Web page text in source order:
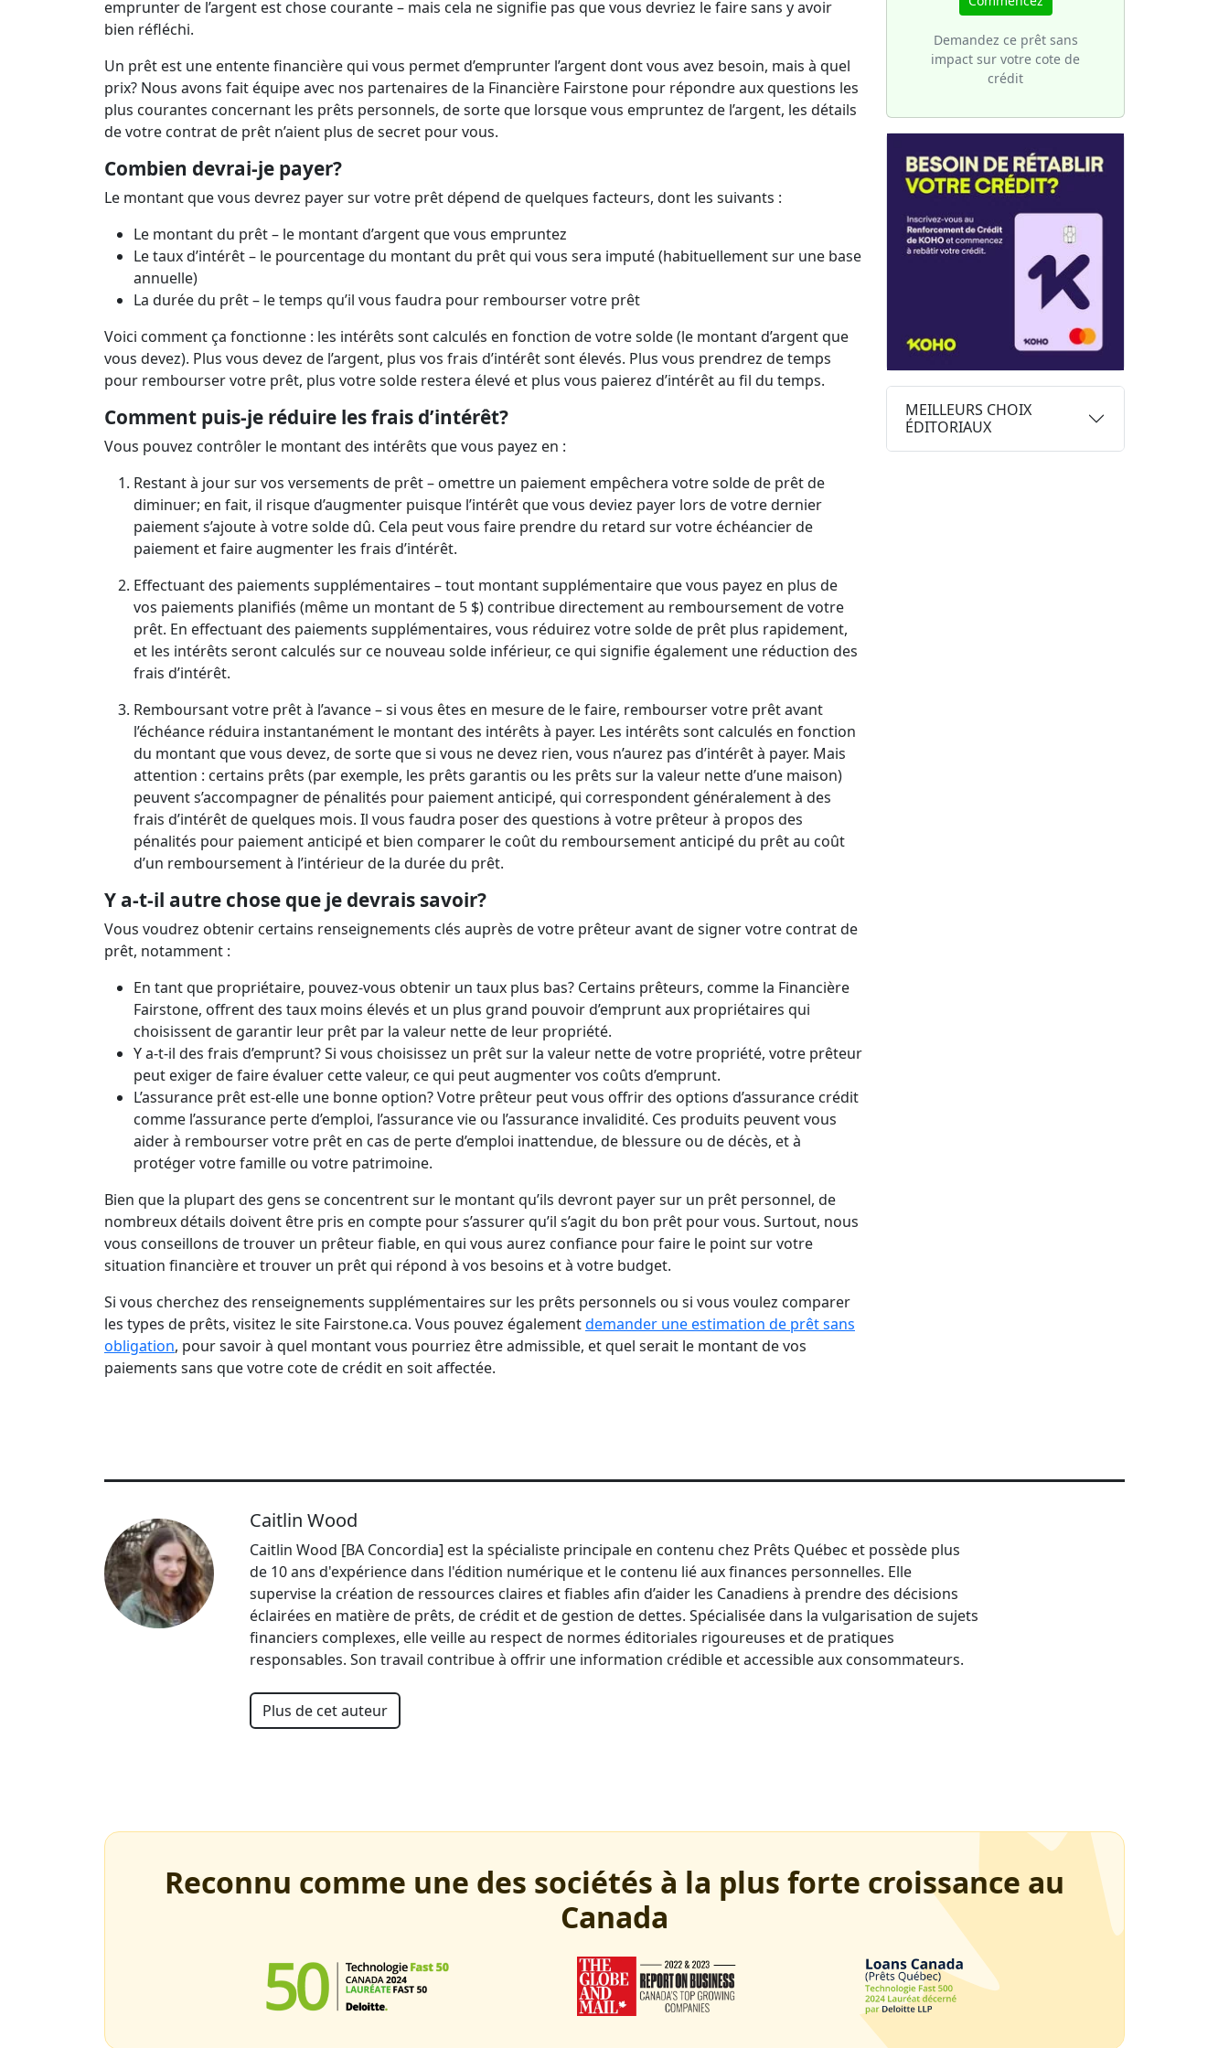
Prêts sans vérification bancaire
mort ?
Annuler une carte nuit-elle à votre
Combien puis-je payer pour une
occasion
Le transfert d'hypothèque
Demandez ce prêt sans
impact sur votre cote de
crédit
emprunter de l’argent est chose courante – mais cela ne signifie pas que vous devriez le faire sans y avoir
bien réfléchi.
Un prêt est une entente financière qui vous permet d’emprunter l’argent dont vous avez besoin, mais à quel
prix? Nous avons fait équipe avec nos partenaires de la Financière Fairstone pour répondre aux questions les
plus courantes concernant les prêts personnels, de sorte que lorsque vous empruntez de l’argent, les détails
de votre contrat de prêt n’aient plus de secret pour vous.
Combien devrai-je payer?
Le montant que vous devrez payer sur votre prêt dépend de quelques facteurs, dont les suivants :
Le montant du prêt – le montant d’argent que vous empruntez
Le taux d’intérêt – le pourcentage du montant du prêt qui vous sera imputé (habituellement sur une base
annuelle)
La durée du prêt – le temps qu’il vous faudra pour rembourser votre prêt
Voici comment ça fonctionne : les intérêts sont calculés en fonction de votre solde (le montant d’argent que
vous devez). Plus vous devez de l’argent, plus vos frais d’intérêt sont élevés. Plus vous prendrez de temps
pour rembourser votre prêt, plus votre solde restera élevé et plus vous paierez d’intérêt au fil du temps.
Comment puis-je réduire les frais d’intérêt?
Vous pouvez contrôler le montant des intérêts que vous payez en :
Restant à jour sur vos versements de prêt – omettre un paiement empêchera votre solde de prêt de
diminuer; en fait, il risque d’augmenter puisque l’intérêt que vous deviez payer lors de votre dernier
paiement s’ajoute à votre solde dû. Cela peut vous faire prendre du retard sur votre échéancier de
paiement et faire augmenter les frais d’intérêt.
Effectuant des paiements supplémentaires – tout montant supplémentaire que vous payez en plus de
vos paiements planifiés (même un montant de 5 $) contribue directement au remboursement de votre
prêt. En effectuant des paiements supplémentaires, vous réduirez votre solde de prêt plus rapidement,
et les intérêts seront calculés sur ce nouveau solde inférieur, ce qui signifie également une réduction des
frais d’intérêt.
Remboursant votre prêt à l’avance – si vous êtes en mesure de le faire, rembourser votre prêt avant
l’échéance réduira instantanément le montant des intérêts à payer. Les intérêts sont calculés en fonction
du montant que vous devez, de sorte que si vous ne devez rien, vous n’aurez pas d’intérêt à payer. Mais
attention : certains prêts (par exemple, les prêts garantis ou les prêts sur la valeur nette d’une maison)
peuvent s’accompagner de pénalités pour paiement anticipé, qui correspondent généralement à des
frais d’intérêt de quelques mois. Il vous faudra poser des questions à votre prêteur à propos des
pénalités pour paiement anticipé et bien comparer le coût du remboursement anticipé du prêt au coût
d’un remboursement à l’intérieur de la durée du prêt.
Y a-t-il autre chose que je devrais savoir?
Vous voudrez obtenir certains renseignements clés auprès de votre prêteur avant de signer votre contrat de
prêt, notamment :
En tant que propriétaire, pouvez-vous obtenir un taux plus bas? Certains prêteurs, comme la Financière
Fairstone, offrent des taux moins élevés et un plus grand pouvoir d’emprunt aux propriétaires qui
choisissent de garantir leur prêt par la valeur nette de leur propriété.
Y a-t-il des frais d’emprunt? Si vous choisissez un prêt sur la valeur nette de votre propriété, votre prêteur
peut exiger de faire évaluer cette valeur, ce qui peut augmenter vos coûts d’emprunt.
L’assurance prêt est-elle une bonne option? Votre prêteur peut vous offrir des options d’assurance crédit
comme l’assurance perte d’emploi, l’assurance vie ou l’assurance invalidité. Ces produits peuvent vous
aider à rembourser votre prêt en cas de perte d’emploi inattendue, de blessure ou de décès, et à
protéger votre famille ou votre patrimoine.
Bien que la plupart des gens se concentrent sur le montant qu’ils devront payer sur un prêt personnel, de
nombreux détails doivent être pris en compte pour s’assurer qu’il s’agit du bon prêt pour vous. Surtout, nous
vous conseillons de trouver un prêteur fiable, en qui vous aurez confiance pour faire le point sur votre
situation financière et trouver un prêt qui répond à vos besoins et à votre budget.
Si vous cherchez des renseignements supplémentaires sur les prêts personnels ou si vous voulez comparer
les types de prêts, visitez le site Fairstone.ca. Vous pouvez égalementdemander une estimation de prêt sans
obligation, pour savoir à quel montant vous pourriez être admissible, et quel serait le montant de vos
paiements sans que votre cote de crédit en soit affectée.
MEILLEURS CHOIX
ÉDITORIAUX
Caitlin Wood
Caitlin Wood [BA Concordia] est la spécialiste principale en contenu chez Prêts Québec et possède plus
de 10 ans d'expérience dans l'édition numérique et le contenu lié aux finances personnelles. Elle
supervise la création de ressources claires et fiables afin d’aider les Canadiens à prendre des décisions
éclairées en matière de prêts, de crédit et de gestion de dettes. Spécialisée dans la vulgarisation de sujets
financiers complexes, elle veille au respect de normes éditoriales rigoureuses et de pratiques
responsables. Son travail contribue à offrir une information crédible et accessible aux consommateurs.
Plus de cet auteur
Reconnu comme une des sociétés à la plus forte croissance au
Canada